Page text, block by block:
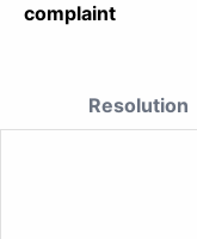
complaint
Resolution